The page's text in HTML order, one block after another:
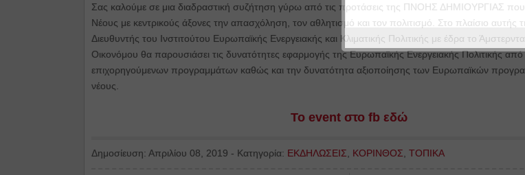
Σας καλούμε σε μια διαδραστική συζήτηση γύρω από τις προτάσεις της ΠΝΟΗΣ ΔΗΜΙΟΥΡΓΙΑΣ
Νέους με κεντρικούς άξονες την απασχόληση, τον αθλητισμό και τον πολιτισμό. Στο πλαίσιο αυτής
Διευθυντής του Ινστιτούτου Ευρωπαϊκής Ενεργειακής και Κλιματικής Πολιτικής με έδρα το
Οικονόμου θα παρουσιάσει τις δυνατότητες εφαρμογής της Ευρωπαϊκής Ενεργειακής Πολιτικής
επιχορηγούμενων προγραμμάτων καθώς και την δυνατότητα αξιοποίησης των Ευρωπαϊκών
νέους.
Το event στο fb εδώ
Δημοσίευση: Απριλίου 08, 2019 - Κατηγορία: ΕΚΔΗΛΩΣΕΙΣ ΚΟΡΙΝΘΟΣ ΤΟΠΙΚΑ